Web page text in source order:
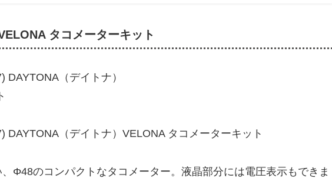
タコメーターキット
Φ48のコンパクトなタコメーター。液晶部分には電圧表示もできま